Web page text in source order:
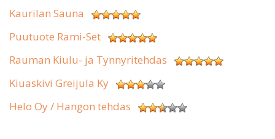
Kaurilan Sauna
Puutuote Rami-Set
Rauman Kiulu- ja Tynnyritehdas
Kiuaskivi Greijula Ky
Helo Oy / Hangon tehdas